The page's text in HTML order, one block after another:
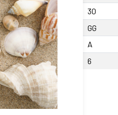
30
GG
A
Lamage W
6